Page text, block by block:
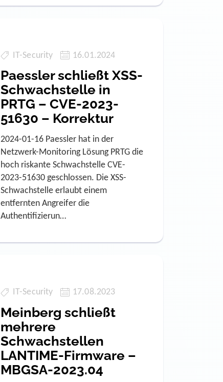
IT-Security 16.01.2024
Paessler schließt XSS-
Schwachstelle in
PRTG – CVE-2023-
51630 – Korrektur
2024-01-16 Paessler hat in der
Netzwerk-Monitoring Lösung PRTG die
hoch riskante Schwachstelle CVE-
2023-51630 geschlossen. Die XSS-
Schwachstelle erlaubt einem
entfernten Angreifer die
Authentifizierun…
IT-Security 17.08.2023
Meinberg schließt
mehrere
Schwachstellen
LANTIME-Firmware –
MBGSA-2023.04